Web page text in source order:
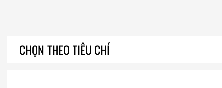
CHỌN THEO TIÊU CHÍ